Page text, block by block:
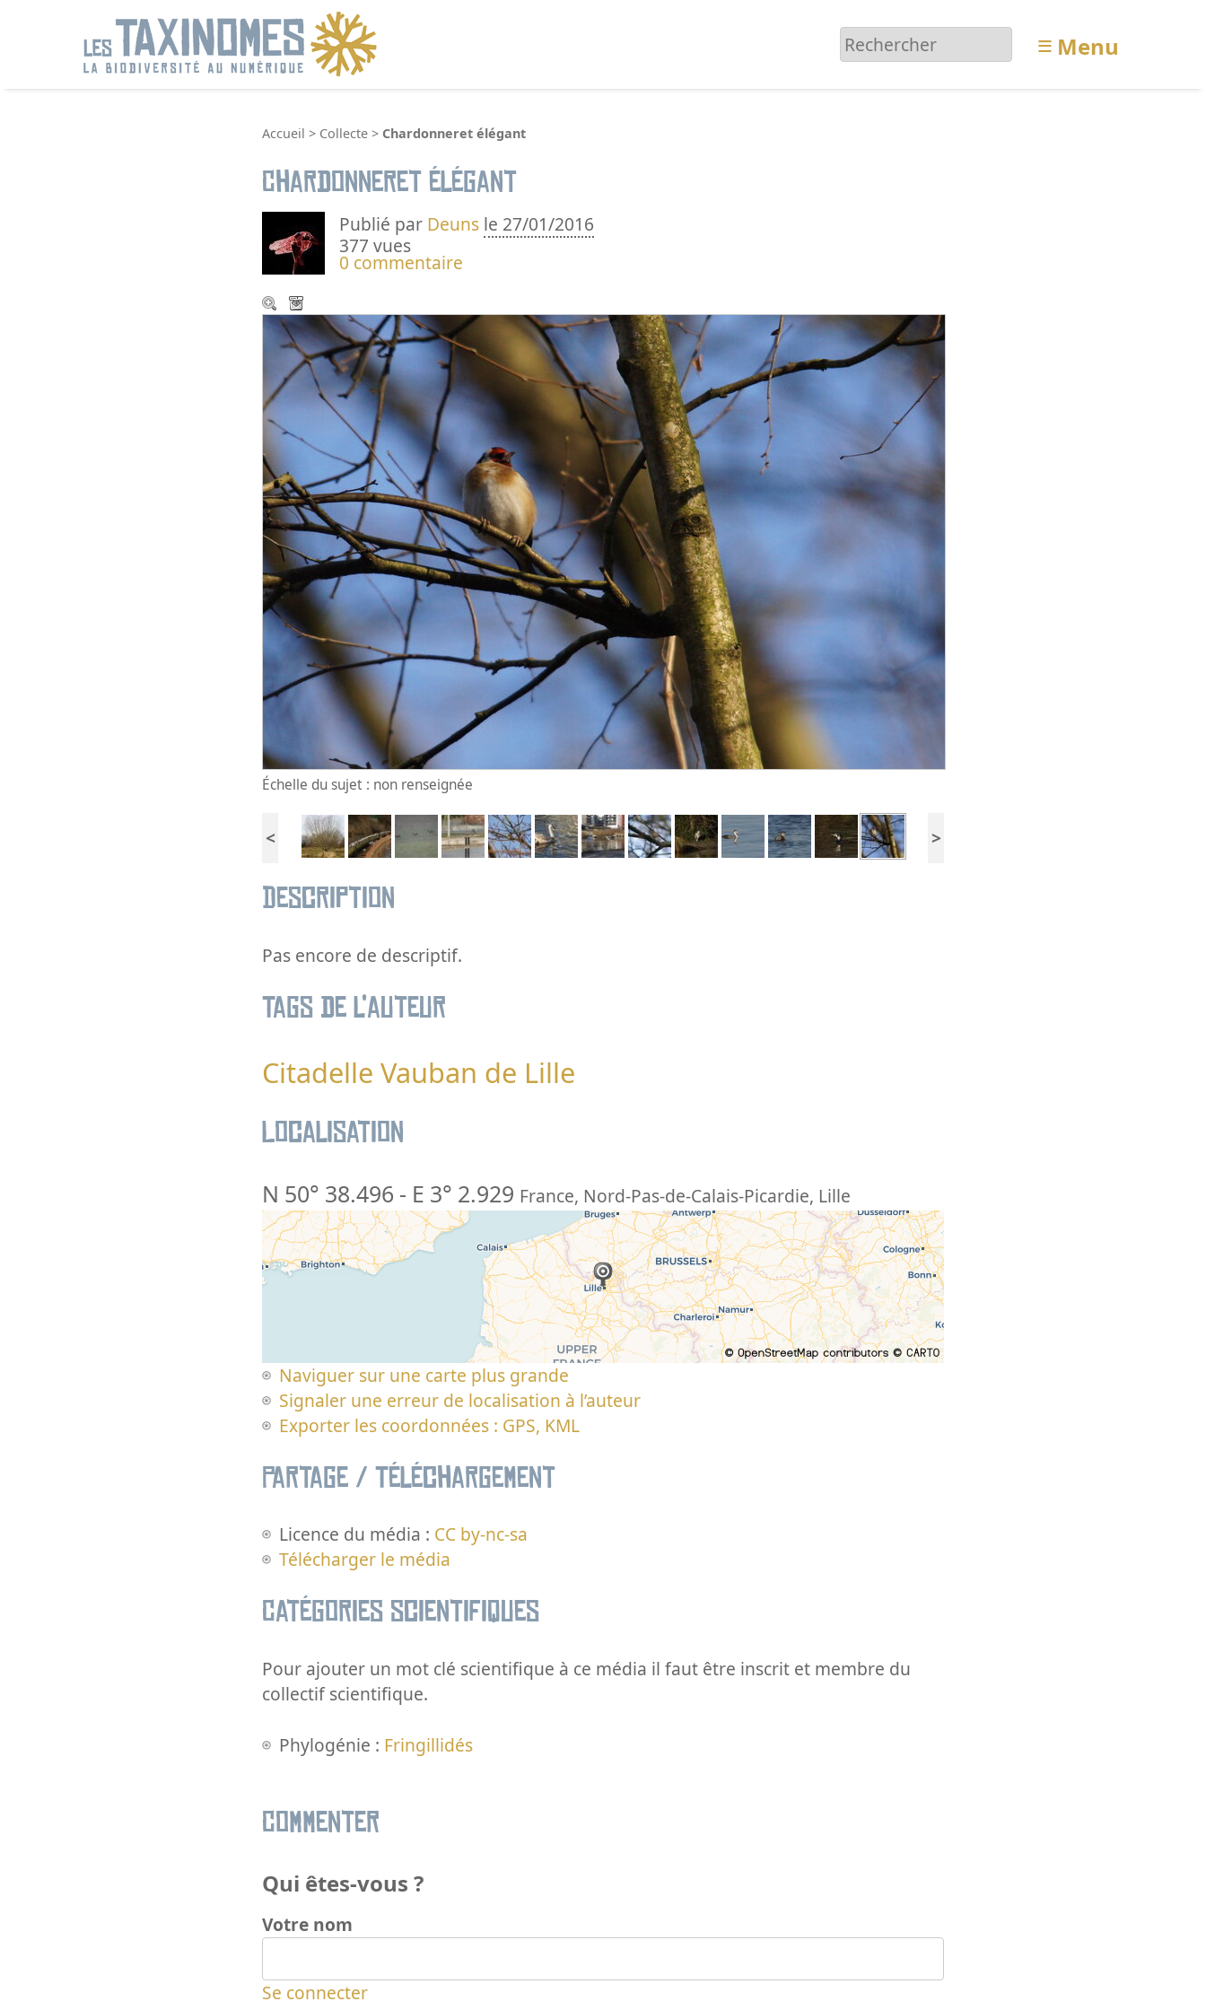
≡ Menu
Accueil > Collecte > Chardonneret élégant
Chardonneret élégant
Publié par Deuns le 27/01/2016
377 vues
0 commentaire
Échelle du sujet : non renseignée
< >
Description
Pas encore de descriptif.
Tags de l’auteur
Citadelle Vauban de Lille
Localisation
N 50° 38.496 - E 3° 2.929 France, Nord-Pas-de-Calais-Picardie, Lille
Naviguer sur une carte plus grande
Signaler une erreur de localisation à l’auteur
Exporter les coordonnées : GPS, KML
Partage / Téléchargement
Licence du média : CC by-nc-sa
Télécharger le média
Catégories scientifiques
Pour ajouter un mot clé scientifique à ce média il faut être inscrit et membre du
collectif scientifique.
Phylogénie : Fringillidés
Commenter
Qui êtes-vous ?
Votre nom
Se connecter